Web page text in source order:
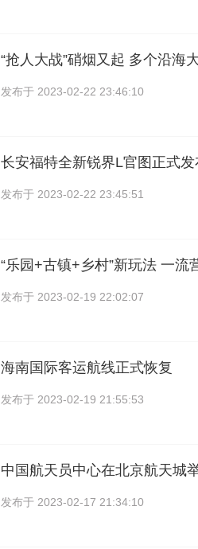
“抢人大战”硝烟又起 多个沿海
发布于 2023-02-22 23:46:10
长安福特全新锐界L官图正式
发布于 2023-02-22 23:45:51
“乐园+古镇+乡村”新玩法 一流
发布于 2023-02-19 22:02:07
海南国际客运航线正式恢复
发布于 2023-02-19 21:55:53
中国航天员中心在北京航天城
发布于 2023-02-17 21:34:10